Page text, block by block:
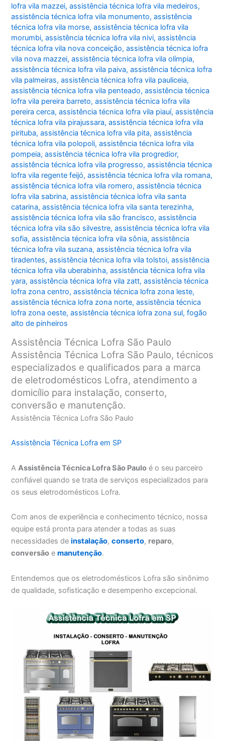
lofra vila mazzei,assistência técnica lofra vila medeiros,
assistência técnica lofra vila monumento,assistência
técnica lofra vila morse,assistência técnica lofra vila
morumbi,assistência técnica lofra vila nivi,assistência
técnica lofra vila nova conceição,assistência técnica lofra
vila nova mazzei,assistência técnica lofra vila olímpia,
assistência técnica lofra vila paiva,assistência técnica lofra
vila palmeiras,assistência técnica lofra vila pauliceia,
assistência técnica lofra vila penteado,assistência técnica
lofra vila pereira barreto,assistência técnica lofra vila
pereira cerca,assistência técnica lofra vila piauí,assistência
técnica lofra vila pirajussara,assistência técnica lofra vila
pirituba,assistência técnica lofra vila pita,assistência
técnica lofra vila polopoli,assistência técnica lofra vila
pompeia,assistência técnica lofra vila progredior,
assistência técnica lofra vila progresso,assistência técnica
lofra vila regente feijó,assistência técnica lofra vila romana,
assistência técnica lofra vila romero,assistência técnica
lofra vila sabrina,assistência técnica lofra vila santa
catarina,assistência técnica lofra vila santa terezinha,
assistência técnica lofra vila são francisco,assistência
técnica lofra vila são silvestre,assistência técnica lofra vila
sofia,assistência técnica lofra vila sônia,assistência
técnica lofra vila suzana,assistência técnica lofra vila
tiradentes,assistência técnica lofra vila tolstoi,assistência
técnica lofra vila uberabinha,assistência técnica lofra vila
yara,assistência técnica lofra vila zatt,assistência técnica
lofra zona centro,assistência técnica lofra zona leste,
assistência técnica lofra zona norte,assistência técnica
lofra zona oeste,assistência técnica lofra zona sul,fogão
alto de pinheiros
Assistência Técnica Lofra São Paulo
Assistência Técnica Lofra São Paulo, técnicos
especializados e qualificados para a marca
de eletrodomésticos Lofra, atendimento a
domicílio para instalação, conserto,
conversão e manutenção.
Assistência Técnica Lofra São Paulo
Assistência Técnica Lofra em SP
AAssistência Técnica Lofra São Paulo é o seu parceiro
confiável quando se trata de serviços especializados para
os seus eletrodomésticos Lofra.
Com anos de experiência e conhecimento técnico, nossa
equipe está pronta para atender a todas as suas
necessidades deinstalação,conserto, reparo,
conversão emanutenção.
Entendemos que os eletrodomésticos Lofra são sinônimo
de qualidade, sofisticação e desempenho excepcional.